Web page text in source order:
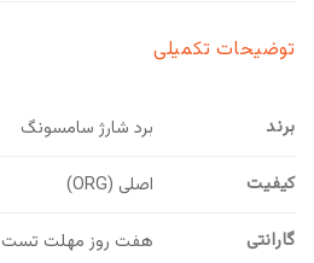
توضیحات تکمیلی
برند برد شارژ سامسونگ
کیفیت اصلی (ORG)
گارانتی هفت روز مهلت تست